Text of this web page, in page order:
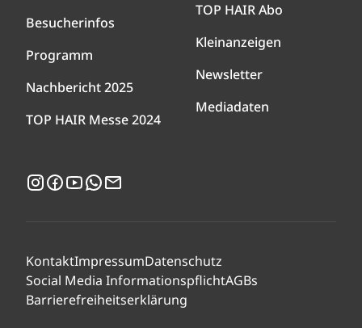
Besucherinfos
Programm
Nachbericht 2025
TOP HAIR Messe 2024
TOP HAIR Abo
Kleinanzeigen
Newsletter
Mediadaten
Instagram
Facebook
YouTubeWhatsApp
KontaktImpressumDatenschutz
Social Media InformationspflichtAGBs
Barrierefreiheitserklärung